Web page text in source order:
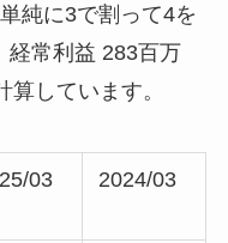
純に3で割って4を
経常利益 283百万
しています。
03 2024/03